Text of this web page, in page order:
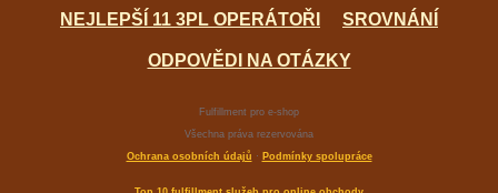
NEJLEPŠÍ 11 3PL OPERÁTOŘI SROVNÁNÍ
ODPOVĚDI NA OTÁZKY
Fulfillment pro e-shop
Všechna práva rezervována
Ochrana osobních údajů · Podmínky spolupráce